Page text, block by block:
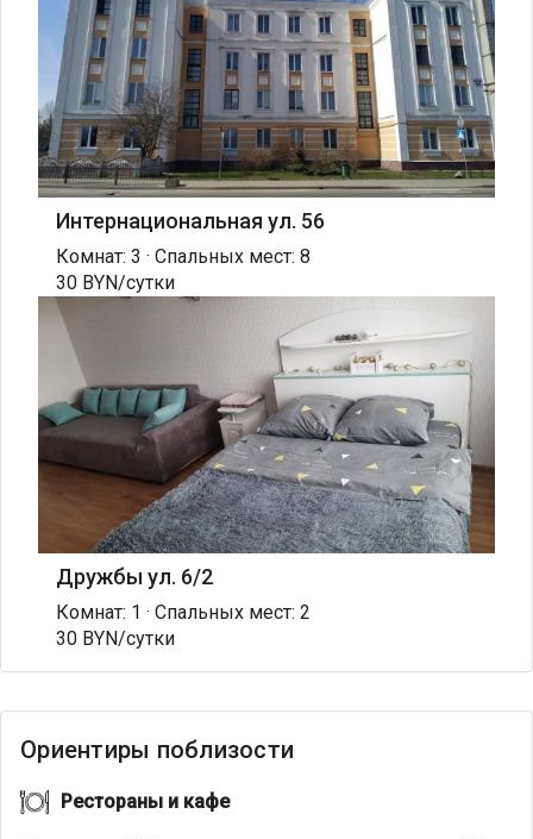
Интернациональная ул. 56
Комнат: 3 · Спальных мест: 8
30 BYN/сутки
Дружбы ул. 6/2
Комнат: 1 · Спальных мест: 2
30 BYN/сутки
Ориентиры поблизости
Рестораны и кафе